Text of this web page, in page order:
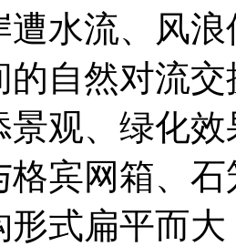
遭水流、风
的自然对流
景观、绿化效
格宾网箱、
形式扁平而